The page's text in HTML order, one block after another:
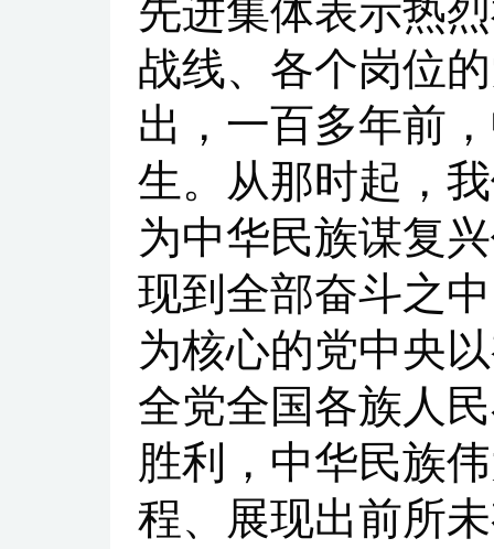
先进集体表示热
战线、各个岗位
出，一百多年前
生。从那时起，
为中华民族谋复
现到全部奋斗之
为核心的党中央
全党全国各族人
胜利，中华民族
程、展现出前所